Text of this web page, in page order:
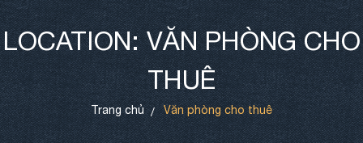
LOCATION: VĂN PHÒNG CHO
THUÊ
Trang chủ Văn phòng cho thuê